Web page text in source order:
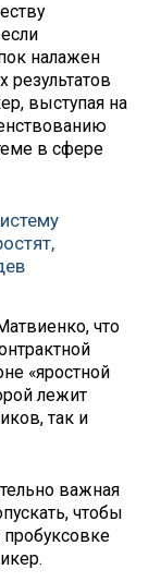
налажен
результатов
выступая на
в сфере
что
«яростной
лежит
так и
важная
чтобы